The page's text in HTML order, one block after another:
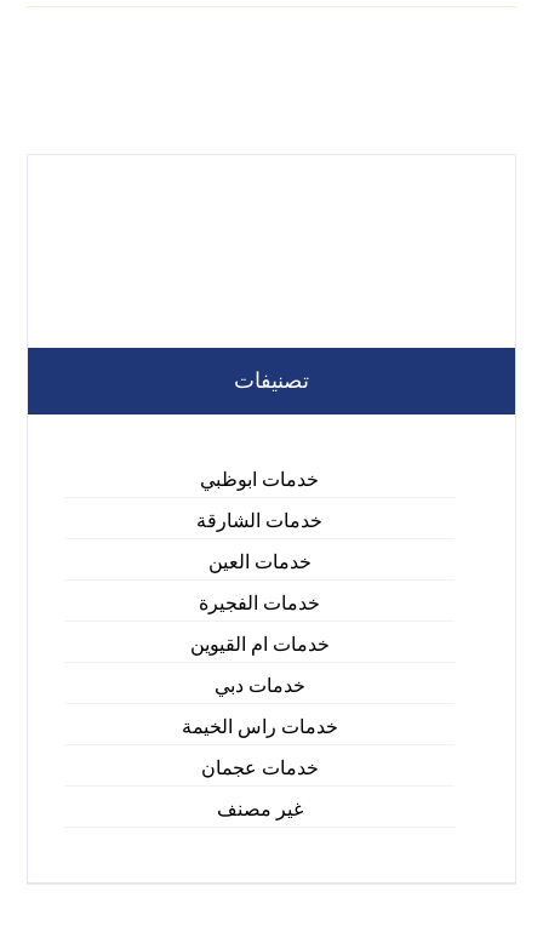
تصنيفات
خدمات ابوظبي
خدمات الشارقة
خدمات العين
خدمات الفجيرة
خدمات ام القيوين
خدمات دبي
خدمات راس الخيمة
خدمات عجمان
غير مصنف